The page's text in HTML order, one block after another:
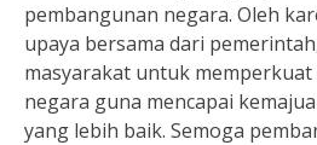
pembangunan negara. Oleh
upaya bersama dari
masyarakat untuk
negara guna mencapai
yang lebih baik. Semoga